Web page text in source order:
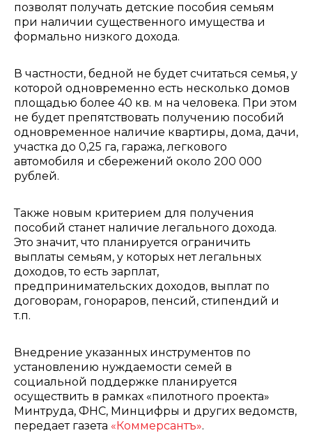
позволят получать детские пособия семьям
при наличии существенного имущества и
формально низкого дохода.
В частности, бедной не будет считаться семья, у
которой одновременно есть несколько домов
площадью более 40 кв. м на человека. При этом
не будет препятствовать получению пособий
одновременное наличие квартиры, дома, дачи,
участка до 0,25 га, гаража, легкового
автомобиля и сбережений около 200 000
рублей.
Также новым критерием для получения
пособий станет наличие легального дохода.
Это значит, что планируется ограничить
выплаты семьям, у которых нет легальных
доходов, то есть зарплат,
предпринимательских доходов, выплат по
договорам, гонораров, пенсий, стипендий и
т.п.
Внедрение указанных инструментов по
установлению нуждаемости семей в
социальной поддержке планируется
осуществить в рамках «пилотного проекта»
Минтруда, ФНС, Минцифры и других ведомств,
передает газета «Коммерсантъ».